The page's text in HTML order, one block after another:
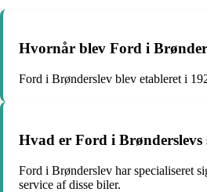
Hvornår blev Ford i
Ford i Brønderslev blev etableret i
Hvad er Ford i Brønderslevs
Ford i Brønderslev har specialiseret
service af disse biler.